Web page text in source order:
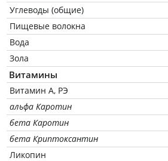
Углеводы (общие)
Пищевые волокна
Вода
Зола
Витамины
Витамин А, РЭ
альфа Каротин
бета Каротин
бета Криптоксантин
Ликопин